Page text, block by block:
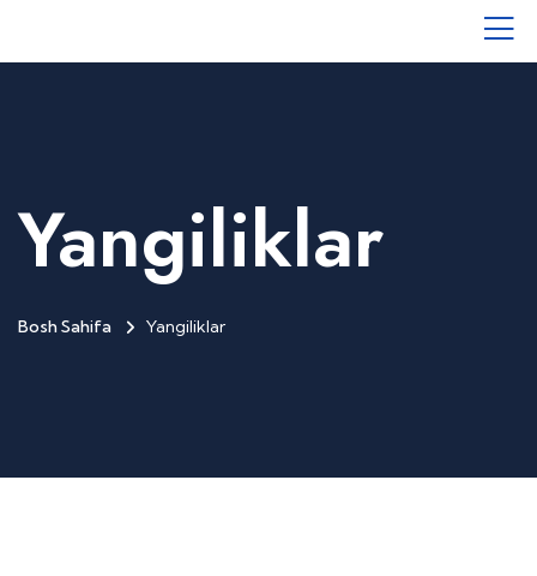
Yangiliklar
Bosh Sahifa Yangiliklar